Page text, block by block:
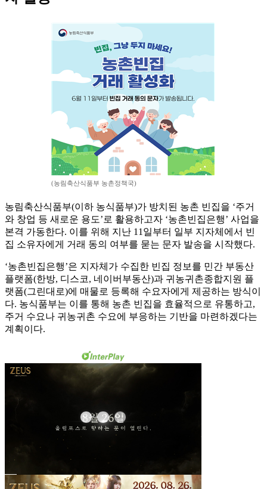
(농림축산식품부 농촌정책국)
농림축산식품부(이하 농식품부)가 방치된 농촌 빈집을 ‘주거
와 창업 등 새로운 용도’로 활용하고자 ‘농촌빈집은행’ 사업을
본격 가동한다. 이를 위해 지난 11일부터 일부 지자체에서 빈
집 소유자에게 거래 동의 여부를 묻는 문자 발송을 시작했다.
‘농촌빈집은행’은 지자체가 수집한 빈집 정보를 민간 부동산
플랫폼(한방, 디스코, 네이버부동산)과 귀농귀촌종합지원 플
랫폼(그린대로)에 매물로 등록해 수요자에게 제공하는 방식이
다. 농식품부는 이를 통해 농촌 빈집을 효율적으로 유통하고,
주거 수요나 귀농귀촌 수요에 부응하는 기반을 마련하겠다는
계획이다.